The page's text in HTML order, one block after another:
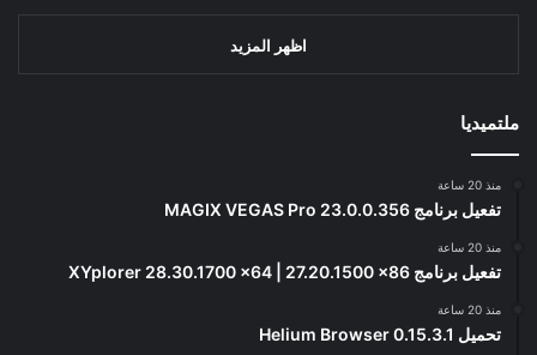
اظهر المزيد
ملتميديا
منذ 20 ساعة
تفعيل برنامج MAGIX VEGAS Pro 23.0.0.356
منذ 20 ساعة
تفعيل برنامج XYplorer 28.30.1700 x64 | 27.20.1500 x86
منذ 20 ساعة
تحميل Helium Browser 0.15.3.1